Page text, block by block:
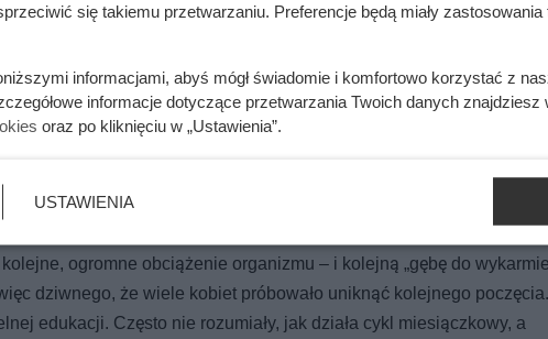
Harówka od świtu do nocy, częste niedojadanie, jedna ciąża za
siennikach w chłopskich chatach, pod opieką „babki”, czyli
do odbierania porodów. Taka codzienność zostawiała
20% kobiet mogło umierać przy porodzie, a Józef Legowicz,
kobieta powinna się szykować „jak do śmierci”.
ogromne obciążenie organizmu – i kolejną „gębę do
dziwnego, że wiele kobiet próbowało uniknąć kolejnego
edukacji. Często nie rozumiały, jak działa cykl miesiączkowy, a
się takiemu przetwarzaniu. Preferencje będą miały zastosowania
informacjami, abyś mógł świadomie i komfortowo korzystać z
informacje dotyczące przetwarzania Twoich danych znajdziesz
oraz po kliknięciu w „Ustawienia”.
USTAWIENIA